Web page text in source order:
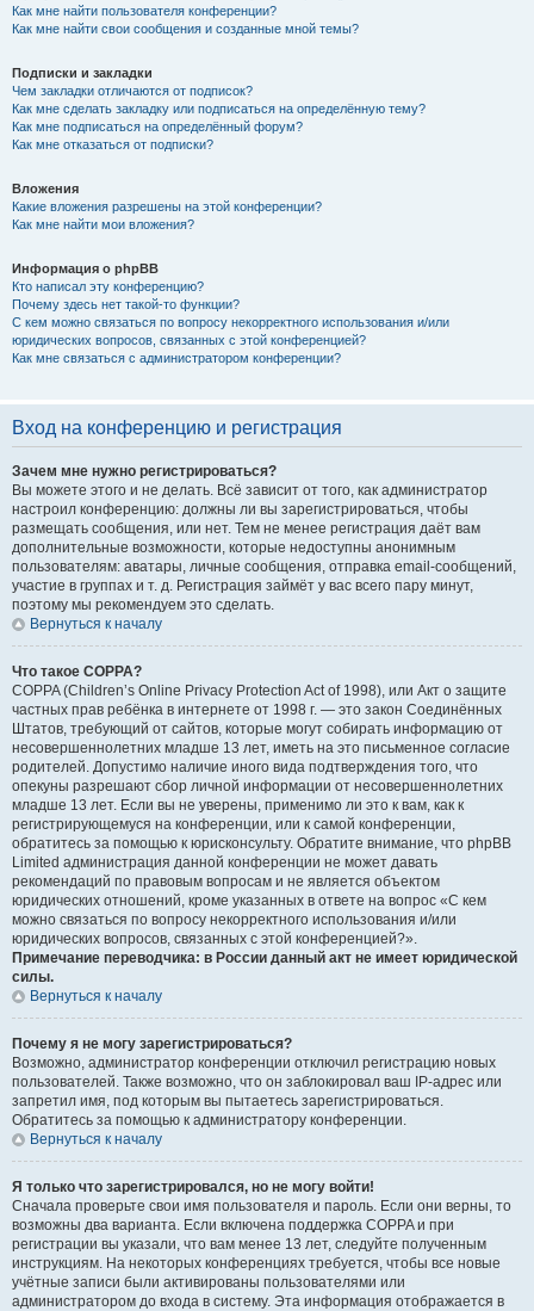
Как мне найти пользователя конференции?
Как мне найти свои сообщения и созданные мной темы?
Подписки и закладки
Чем закладки отличаются от подписок?
Как мне сделать закладку или подписаться на определённую тему?
Как мне подписаться на определённый форум?
Как мне отказаться от подписки?
Вложения
Какие вложения разрешены на этой конференции?
Как мне найти мои вложения?
Информация о phpBB
Кто написал эту конференцию?
Почему здесь нет такой-то функции?
С кем можно связаться по вопросу некорректного использования и/или
юридических вопросов, связанных с этой конференцией?
Как мне связаться с администратором конференции?
Вход на конференцию и регистрация
Зачем мне нужно регистрироваться?
Вы можете этого и не делать. Всё зависит от того, как администратор
настроил конференцию: должны ли вы зарегистрироваться, чтобы
размещать сообщения, или нет. Тем не менее регистрация даёт вам
дополнительные возможности, которые недоступны анонимным
пользователям: аватары, личные сообщения, отправка email-сообщений,
участие в группах и т. д. Регистрация займёт у вас всего пару минут,
поэтому мы рекомендуем это сделать.
Вернуться к началу
Что такое COPPA?
COPPA (Children’s Online Privacy Protection Act of 1998), или Акт о защите
частных прав ребёнка в интернете от 1998 г. — это закон Соединённых
Штатов, требующий от сайтов, которые могут собирать информацию от
несовершеннолетних младше 13 лет, иметь на это письменное согласие
родителей. Допустимо наличие иного вида подтверждения того, что
опекуны разрешают сбор личной информации от несовершеннолетних
младше 13 лет. Если вы не уверены, применимо ли это к вам, как к
регистрирующемуся на конференции, или к самой конференции,
обратитесь за помощью к юрисконсульту. Обратите внимание, что phpBB
Limited администрация данной конференции не может давать
рекомендаций по правовым вопросам и не является объектом
юридических отношений, кроме указанных в ответе на вопрос «С кем
можно связаться по вопросу некорректного использования и/или
юридических вопросов, связанных с этой конференцией?».
Примечание переводчика: в России данный акт не имеет юридической
силы.
Вернуться к началу
Почему я не могу зарегистрироваться?
Возможно, администратор конференции отключил регистрацию новых
пользователей. Также возможно, что он заблокировал ваш IP-адрес или
запретил имя, под которым вы пытаетесь зарегистрироваться.
Обратитесь за помощью к администратору конференции.
Вернуться к началу
Я только что зарегистрировался, но не могу войти!
Сначала проверьте свои имя пользователя и пароль. Если они верны, то
возможны два варианта. Если включена поддержка COPPA и при
регистрации вы указали, что вам менее 13 лет, следуйте полученным
инструкциям. На некоторых конференциях требуется, чтобы все новые
учётные записи были активированы пользователями или
администратором до входа в систему. Эта информация отображается в